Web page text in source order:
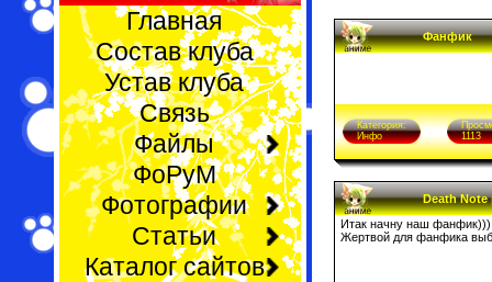
Главная
Состав клуба
Устав клуба
Связь
Файлы
ФоРуМ
Фотографии
Статьи
Каталог сайтов
Фанфик
Категория:
Инфо
1113
Death Note
Итак начну наш фанфик)))
Жертвой для фанфика